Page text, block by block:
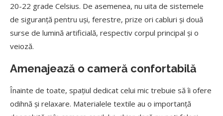
20-22 grade Celsius. De asemenea, nu uita de sistemele
de siguranță pentru uși, ferestre, prize ori cabluri și două
surse de lumină artificială, respectiv corpul principal și o
veioză.
Amenajează o cameră confortabilă
Înainte de toate, spațiul dedicat celui mic trebuie să îi ofere
odihnă și relaxare. Materialele textile au o importanță